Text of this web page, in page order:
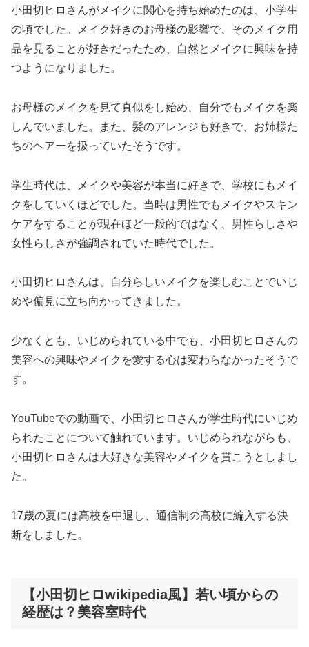
小田切ヒロさんがメイクに関心を持ち始めたのは、小学生
の頃でした。メイク好きのお母様の影響で、そのメイク用
品を見ることが好きだったため、自然とメイクに興味を持
つようになりました。
お母様のメイクを見て真似をし始め、自分でもメイクを楽
しんでいました。また、髪のアレンジも好きで、お姉様た
ちのヘアーを扱っていたそうです。
学生時代は、メイクや美容が本当に好きで、学校にもメイ
クをしていくほどでした。当時は男性でもメイクやスキン
ケアをすることが現在ほど一般的ではなく、男性らしさや
女性らしさが強調されていた時代でした。
小田切ヒロさんは、自分らしいメイクを楽しむことでいじ
めや偏見に立ち向かってきました。
少なくとも、いじめられている中でも、小田切ヒロさんの
美容への興味やメイクを愛する心は変わらなかったそうで
す。
YouTubeでの動画で、小田切ヒロさんが学生時代にいじめ
られたことについて触れています。いじめられながらも、
小田切ヒロさんは大好きな美容やメイクを貫こうとしまし
た。
17歳の夏には高校を中退し、通信制の高校に編入する決
断をしました。
【小田切ヒロwikipedia風】若い頃からの
経歴は？美容室時代